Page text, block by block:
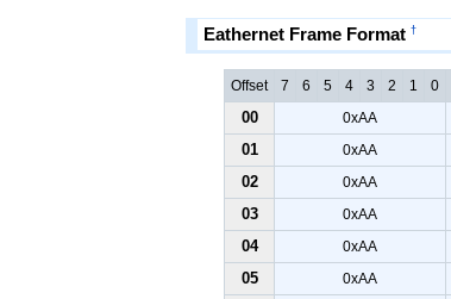
Eathernet Frame Format †
Offset 7 6 5 4 3 2 1 0
00 0xAA
01 0xAA
02 0xAA
03 0xAA
04 0xAA
05 0xAA